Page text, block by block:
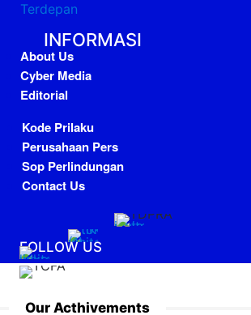
INFORMASI
About Us
Cyber Media
Editorial
Kode Prilaku
Perusahaan Pers
Sop Perlindungan
Contact Us
FOLLOW US
Our Acthivements